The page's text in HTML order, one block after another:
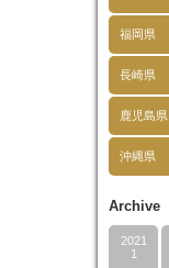
福岡県
長崎県
鹿児島県
沖縄県
Archive
2021
1